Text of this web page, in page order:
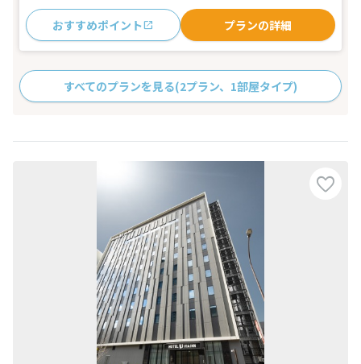
おすすめポイント プランの詳細
すべてのプランを見る(2プラン、1部屋タイプ)